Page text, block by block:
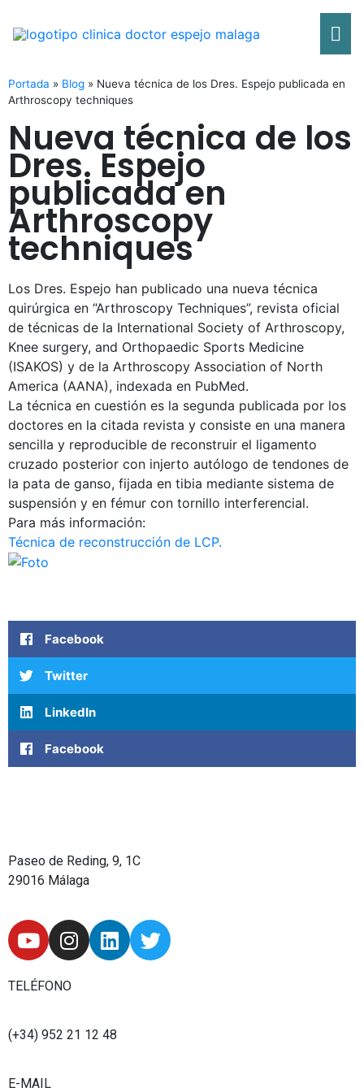
Portada » Blog » Nueva técnica de los Dres. Espejo publicada en
Arthroscopy techniques
Nueva técnica de los
Dres. Espejo
publicada en
Arthroscopy
techniques
Los Dres. Espejo han publicado una nueva técnica
quirúrgica en “Arthroscopy Techniques”, revista oficial
de técnicas de la International Society of Arthroscopy,
Knee surgery, and Orthopaedic Sports Medicine
(ISAKOS) y de la Arthroscopy Association of North
America (AANA), indexada en PubMed.
La técnica en cuestión es la segunda publicada por los
doctores en la citada revista y consiste en una manera
sencilla y reproducible de reconstruir el ligamento
cruzado posterior con injerto autólogo de tendones de
la pata de ganso, fijada en tibia mediante sistema de
suspensión y en fémur con tornillo interferencial.
Para más información:
Técnica de reconstrucción de LCP.
Facebook
Twitter
LinkedIn
Facebook
Paseo de Reding, 9, 1C
29016 Málaga
Y
o
t
b
e
I
n
t
g
L
i
d
T
w
TELÉFONO
(+34) 952 21 12 48
E-MAIL